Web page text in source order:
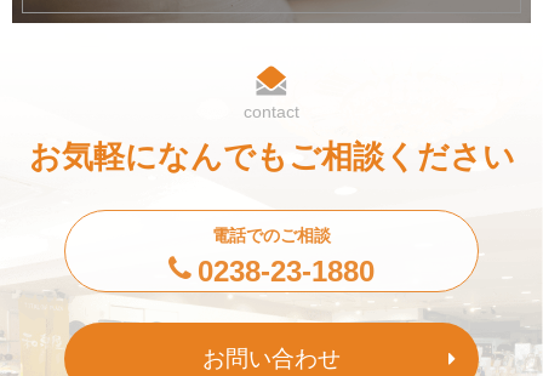
contact
お気軽になんでもご相談ください
電話でのご相談
0238-23-1880
お問い合わせ